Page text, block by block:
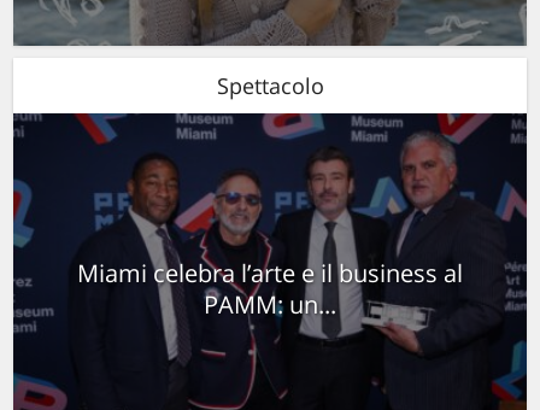
Spettacolo
Miami celebra l’arte e il business al
PAMM: un...